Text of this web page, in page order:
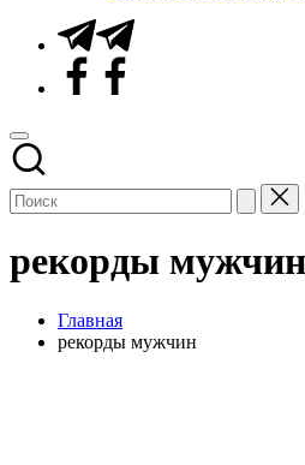
Telegram
Facebook
рекорды мужчин
Главная
рекорды мужчин